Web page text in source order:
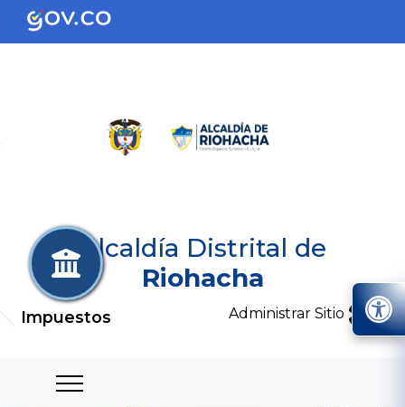
Alcaldía Distrital de
Riohacha
Administrar Sitio
Impuestos